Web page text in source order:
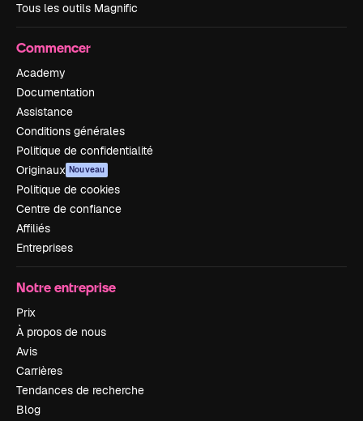
Tous les outils Magnific
Commencer
Academy
Documentation
Assistance
Conditions générales
Politique de confidentialité
Originaux Nouveau
Politique de cookies
Centre de confiance
Affiliés
Entreprises
Notre entreprise
Prix
À propos de nous
Avis
Carrières
Tendances de recherche
Blog